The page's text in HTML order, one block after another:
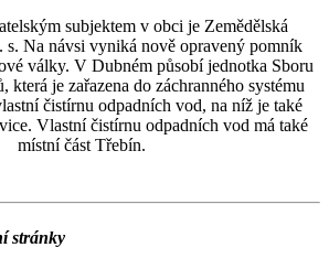
subjektem v obci je Zemědělská
s. Na návsi vyniká nově opravený pomník
války. V Dubném působí jednotka Sboru
která je zařazena do záchranného systému
čistírnu odpadních vod, na níž je také
Vlastní čistírnu odpadních vod má také
místní část Třebín.
stránky